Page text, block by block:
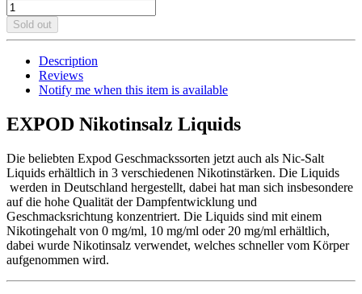
Sold out
Description
Reviews
Notify me when this item is available
EXPOD Nikotinsalz Liquids
Die beliebten Expod Geschmackssorten jetzt auch als Nic-Salt
Liquids erhältlich in 3 verschiedenen Nikotinstärken. Die Liquids
werden in Deutschland hergestellt, dabei hat man sich insbesondere
auf die hohe Qualität der Dampfentwicklung und
Geschmacksrichtung konzentriert. Die Liquids sind mit einem
Nikotingehalt von 0 mg/ml, 10 mg/ml oder 20 mg/ml erhältlich,
dabei wurde Nikotinsalz verwendet, welches schneller vom Körper
aufgenommen wird.